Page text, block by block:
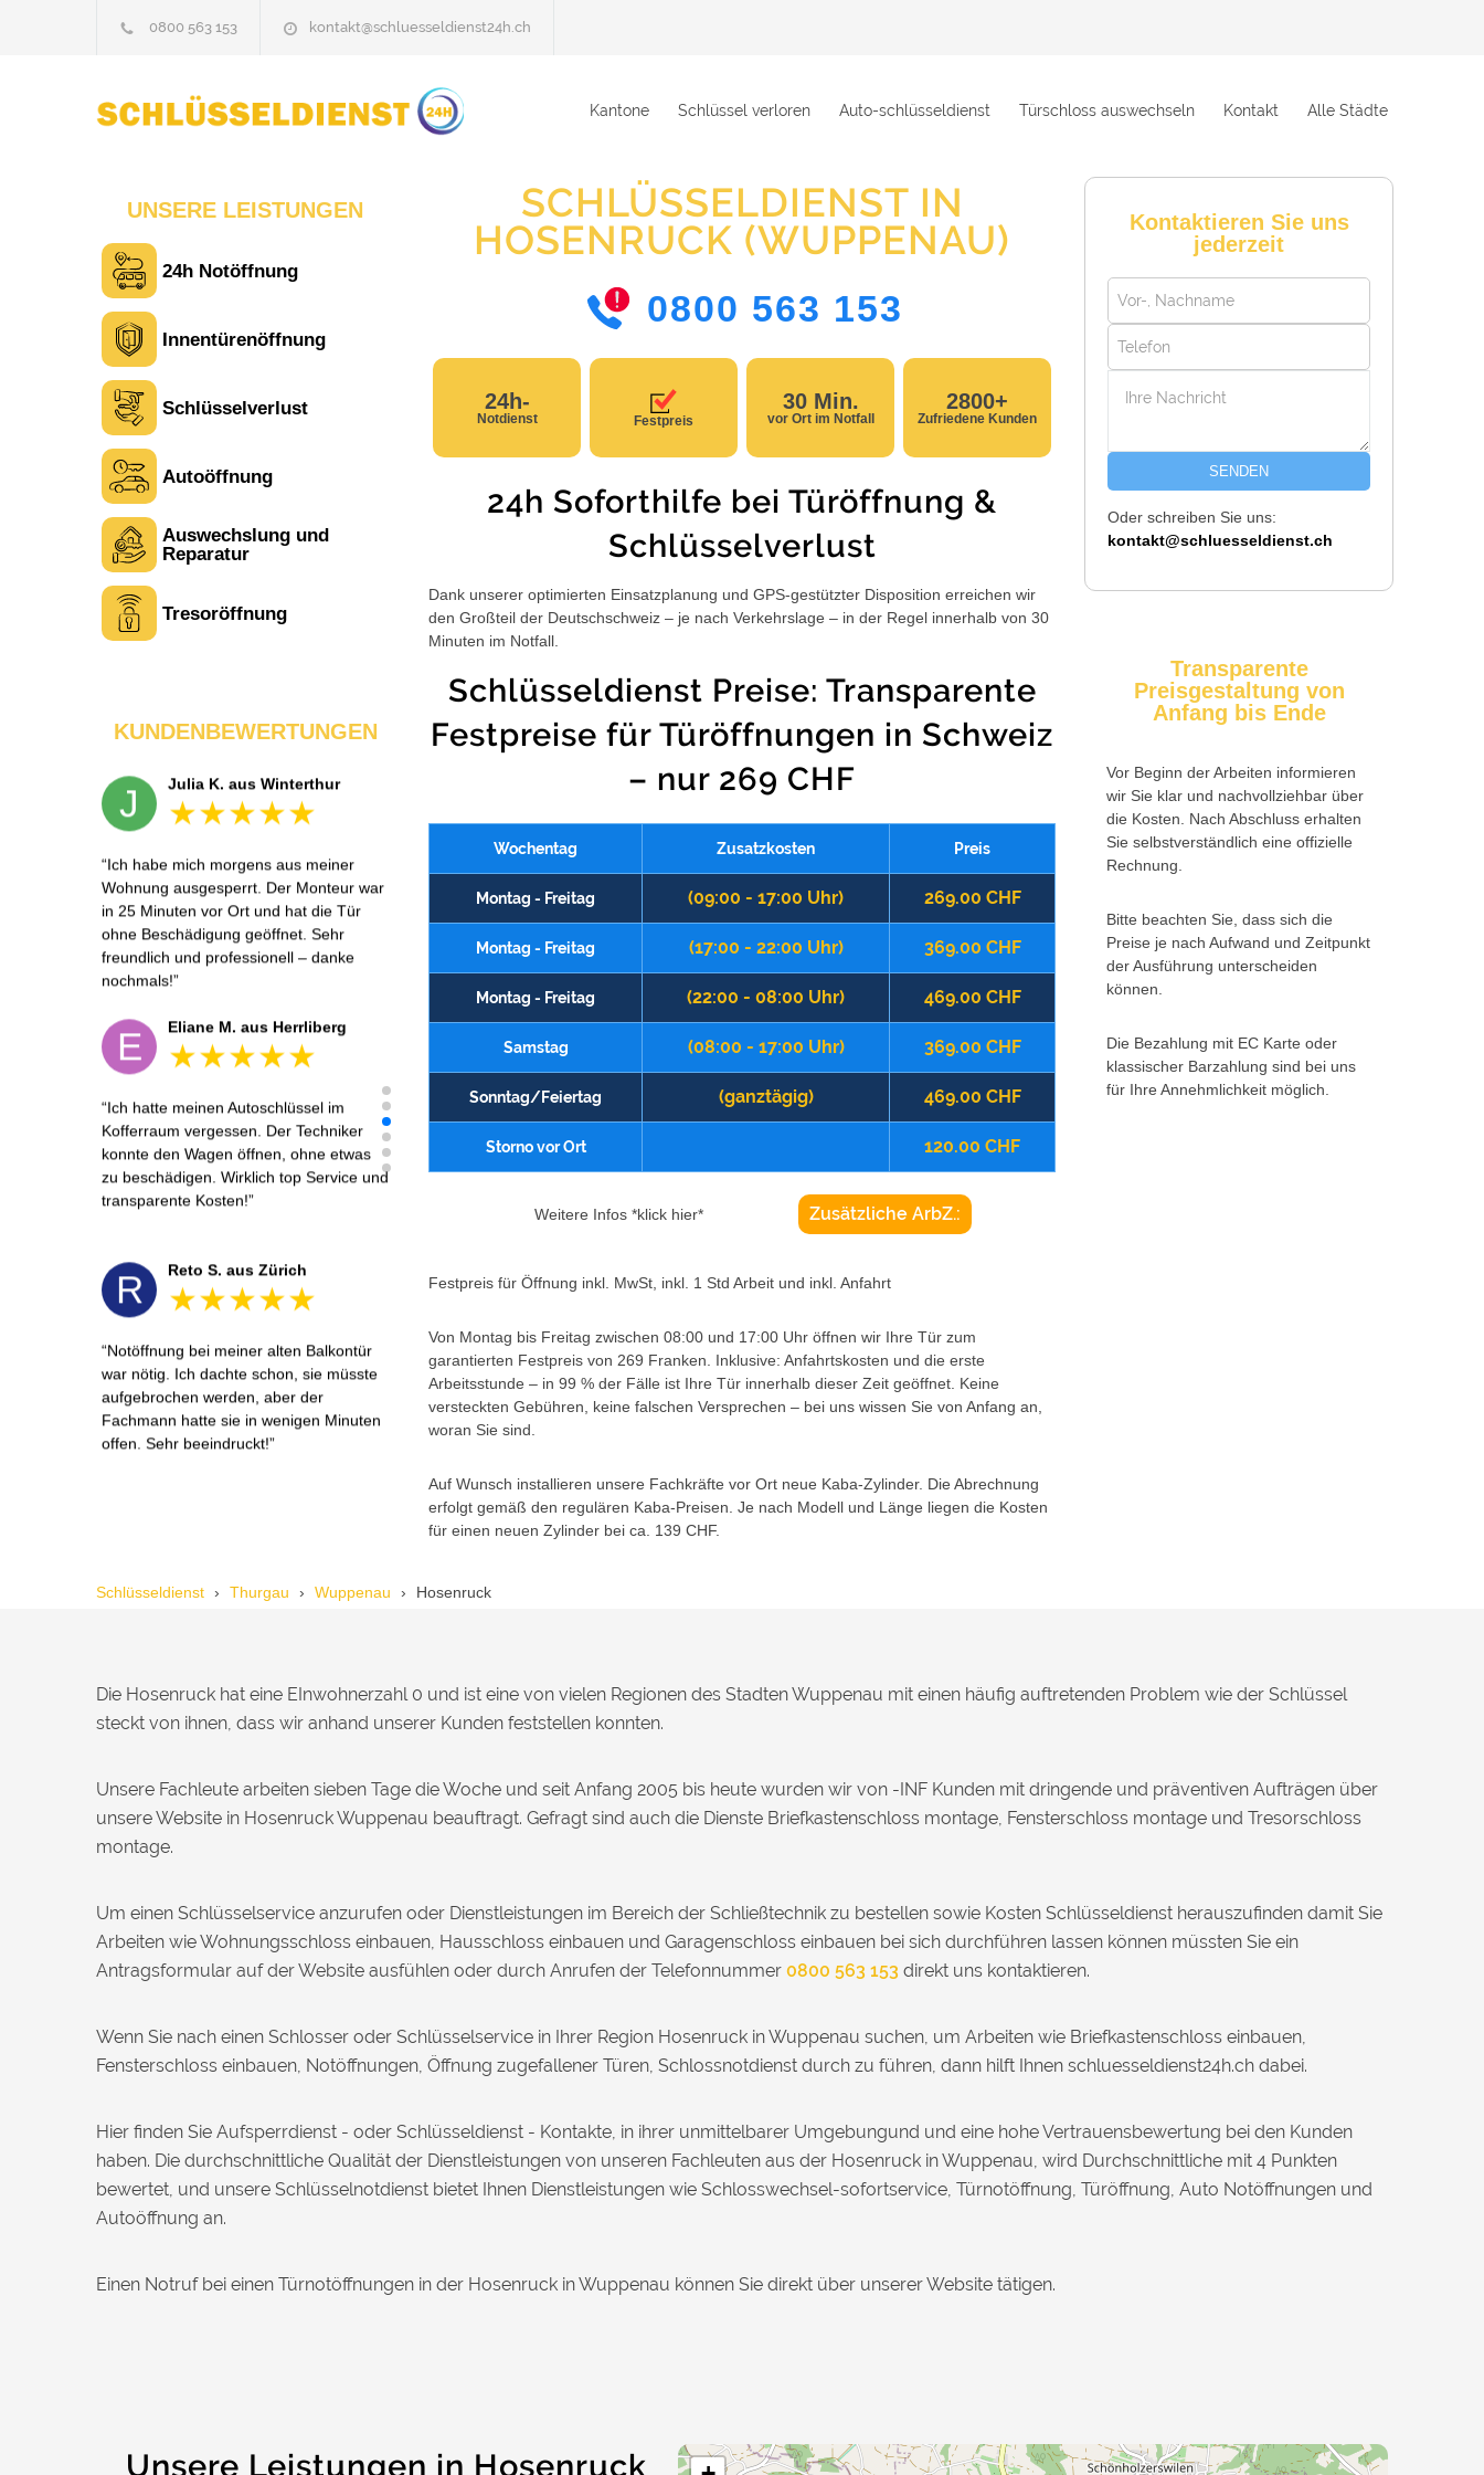
0800 563 153 kontakt@schluesseldienst24h.ch
Kantone Schlüssel verloren Auto-schlüsseldienst Türschloss auswechseln Kontakt Alle Städte
SCHLÜSSELDIENST IN
HOSENRUCK (WUPPENAU)
0800 563 153
24h-
Notdienst Festpreis
30 Min.
vor Ort im Notfall
2800+
Zufriedene Kunden
24h Soforthilfe bei Türöffnung &
Schlüsselverlust
Dank unserer optimierten Einsatzplanung und GPS-gestützter Disposition erreichen wir
den Großteil der Deutschschweiz – je nach Verkehrslage – in der Regel innerhalb von 30
Minuten im Notfall.
Schlüsseldienst Preise: Transparente
Festpreise für Türöffnungen in Schweiz
– nur 269 CHF
Wochentag Zusatzkosten Preis
Montag - Freitag (09:00 - 17:00 Uhr) 269.00 CHF
Montag - Freitag (17:00 - 22:00 Uhr) 369.00 CHF
Montag - Freitag (22:00 - 08:00 Uhr) 469.00 CHF
Samstag (08:00 - 17:00 Uhr) 369.00 CHF
Sonntag/Feiertag (ganztägig) 469.00 CHF
Storno vor Ort 120.00 CHF
Weitere Infos *klick hier* Zusätzliche ArbZ.:
Wochentag Zusatzkosten
Montag - Freitag (17:00 - 22:00 Uhr)
Montag - Freitag
Samstag (08:00 - 17:00 Uhr)
Sonntag/Feiertag
Festpreis für Öffnung inkl. MwSt, inkl. 1 Std Arbeit und inkl. Anfahrt
Von Montag bis Freitag zwischen 08:00 und 17:00 Uhr öffnen wir Ihre Tür zum
garantierten Festpreis von 269 Franken. Inklusive: Anfahrtskosten und die erste
Arbeitsstunde – in 99 % der Fälle ist Ihre Tür innerhalb dieser Zeit geöffnet. Keine
versteckten Gebühren, keine falschen Versprechen – bei uns wissen Sie von Anfang an,
woran Sie sind.
Auf Wunsch installieren unsere Fachkräfte vor Ort neue Kaba-Zylinder. Die Abrechnung
erfolgt gemäß den regulären Kaba-Preisen. Je nach Modell und Länge liegen die Kosten
für einen neuen Zylinder bei ca. 139 CHF.
UNSERE LEISTUNGEN
24h Notöffnung
Innentürenöffnung
Schlüsselverlust
Autoöffnung
Auswechslung und
Reparatur
Tresoröffnung
KUNDENBEWERTUNGEN
L
Sehr freundlich am Telefon und vor Ort.
Die Türöffnung ging schnell, aber ich
musste 5 Minuten auf den Rückruf
warten. Insgesamt aber ein guter und
seriöser Service.
T Tina R. aus Uster
Service war wie beschrieben. Ein Punkt
Abzug, weil der Monteur zuerst an die
J Julia K. aus Winterthur
Ich habe mich morgens aus meiner
Wohnung ausgesperrt. Der Monteur war
in 25 Minuten vor Ort und hat die Tür
ohne Beschädigung geöffnet. Sehr
freundlich und professionell – danke
nochmals!
E Eliane M. aus Herrliberg
Ich hatte meinen Autoschlüssel im
Kofferraum vergessen. Der Techniker
konnte den Wagen öffnen, ohne etwas
zu beschädigen. Wirklich top Service und
transparente Kosten!
R Reto S. aus Zürich
Notöffnung bei meiner alten Balkontür
war nötig. Ich dachte schon, sie müsste
aufgebrochen werden, aber der
Fachmann hatte sie in wenigen Minuten
offen. Sehr beeindruckt!
Ich musste wegen eines
verfügbar. Kam am nächsten Tag.
D
Zuverlässiger Service bei einem
verlorenen Haustürschlüssel. Die Tür
Preis war leicht höher als erwartet – aber
nachvollziehbar erklärt.
30 Minuten da. Schnelle Hilfe, fairer
Preis und super freundlich. Würde ich
Kontaktieren Sie uns
jederzeit
SENDEN
Oder schreiben Sie uns:
kontakt@schluesseldienst.ch
Transparente
Preisgestaltung von
Anfang bis Ende
Vor Beginn der Arbeiten informieren
wir Sie klar und nachvollziehbar über
die Kosten. Nach Abschluss erhalten
Sie selbstverständlich eine offizielle
Rechnung.
Bitte beachten Sie, dass sich die
Preise je nach Aufwand und Zeitpunkt
der Ausführung unterscheiden
können.
Die Bezahlung mit EC Karte oder
klassischer Barzahlung sind bei uns
für Ihre Annehmlichkeit möglich.
Schlüsseldienst Thurgau Wuppenau Hosenruck
Die Hosenruck hat eine EInwohnerzahl 0 und ist eine von vielen Regionen des Stadten Wuppenau mit einen häufig auftretenden Problem wie der Schlüssel
steckt von ihnen, dass wir anhand unserer Kunden feststellen konnten.
Unsere Fachleute arbeiten sieben Tage die Woche und seit Anfang 2005 bis heute wurden wir von -INF Kunden mit dringende und präventiven Aufträgen über
unsere Website in Hosenruck Wuppenau beauftragt. Gefragt sind auch die Dienste Briefkastenschloss montage, Fensterschloss montage und Tresorschloss
montage.
Um einen Schlüsselservice anzurufen oder Dienstleistungen im Bereich der Schließtechnik zu bestellen sowie Kosten Schlüsseldienst herauszufinden damit Sie
Arbeiten wie Wohnungsschloss einbauen, Hausschloss einbauen und Garagenschloss einbauen bei sich durchführen lassen können müssten Sie ein
Antragsformular auf der Website ausfühlen oder durch Anrufen der Telefonnummer 0800 563 153 direkt uns kontaktieren.
Wenn Sie nach einen Schlosser oder Schlüsselservice in Ihrer Region Hosenruck in Wuppenau suchen, um Arbeiten wie Briefkastenschloss einbauen,
Fensterschloss einbauen, Notöffnungen, Öffnung zugefallener Türen, Schlossnotdienst durch zu führen, dann hilft Ihnen schluesseldienst24h.ch dabei.
Hier finden Sie Aufsperrdienst - oder Schlüsseldienst - Kontakte, in ihrer unmittelbarer Umgebungund und eine hohe Vertrauensbewertung bei den Kunden
haben. Die durchschnittliche Qualität der Dienstleistungen von unseren Fachleuten aus der Hosenruck in Wuppenau, wird Durchschnittliche mit 4 Punkten
bewertet, und unsere Schlüsselnotdienst bietet Ihnen Dienstleistungen wie Schlosswechsel-sofortservice, Türnotöffnung, Türöffnung, Auto Notöffnungen und
Autoöffnung an.
Einen Notruf bei einen Türnotöffnungen in der Hosenruck in Wuppenau können Sie direkt über unserer Website tätigen.
Unsere Leistungen in Hosenruck